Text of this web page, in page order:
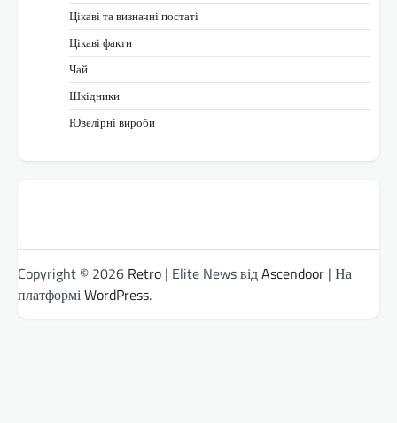
Цікаві та визначні постаті
Цікаві факти
Чай
Шкідники
Ювелірні вироби
Copyright © 2026 Retro | Elite News відAscendoor | На
платформіWordPress.